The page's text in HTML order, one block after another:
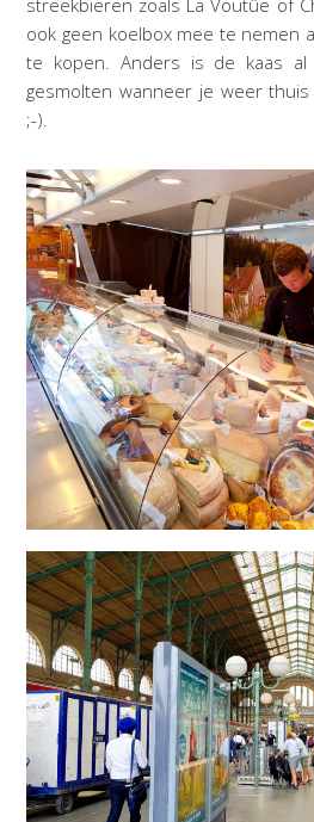
ook geen koelbox mee te nemen
te kopen. Anders is de kaas al
gesmolten wanneer je weer
;-).